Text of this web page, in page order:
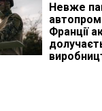
Невже
Франції